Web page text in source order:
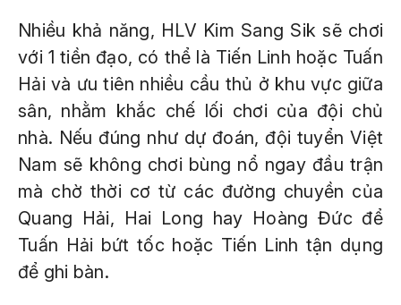
Nhiều khả năng, HLV Kim Sang Sik sẽ chơi
với 1 tiền đạo, có thể là Tiến Linh hoặc Tuấn
Hải và ưu tiên nhiều cầu thủ ở khu vực giữa
sân, nhằm khắc chế lối chơi của đội chủ
nhà. Nếu đúng như dự đoán, đội tuyển Việt
Nam sẽ không chơi bùng nổ ngay đầu trận
mà chờ thời cơ từ các đường chuyền của
Quang Hải, Hai Long hay Hoàng Đức để
Tuấn Hải bứt tốc hoặc Tiến Linh tận dụng
để ghi bàn.